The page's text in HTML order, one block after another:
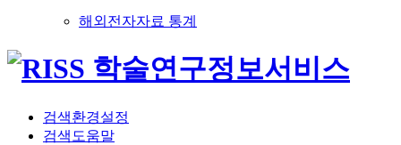
해외전자자료 통계
검색환경설정
검색도움말